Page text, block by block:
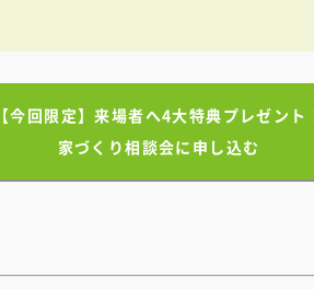
【今回限定】来場者へ4大特典プレゼント
家づくり相談会に申し込む